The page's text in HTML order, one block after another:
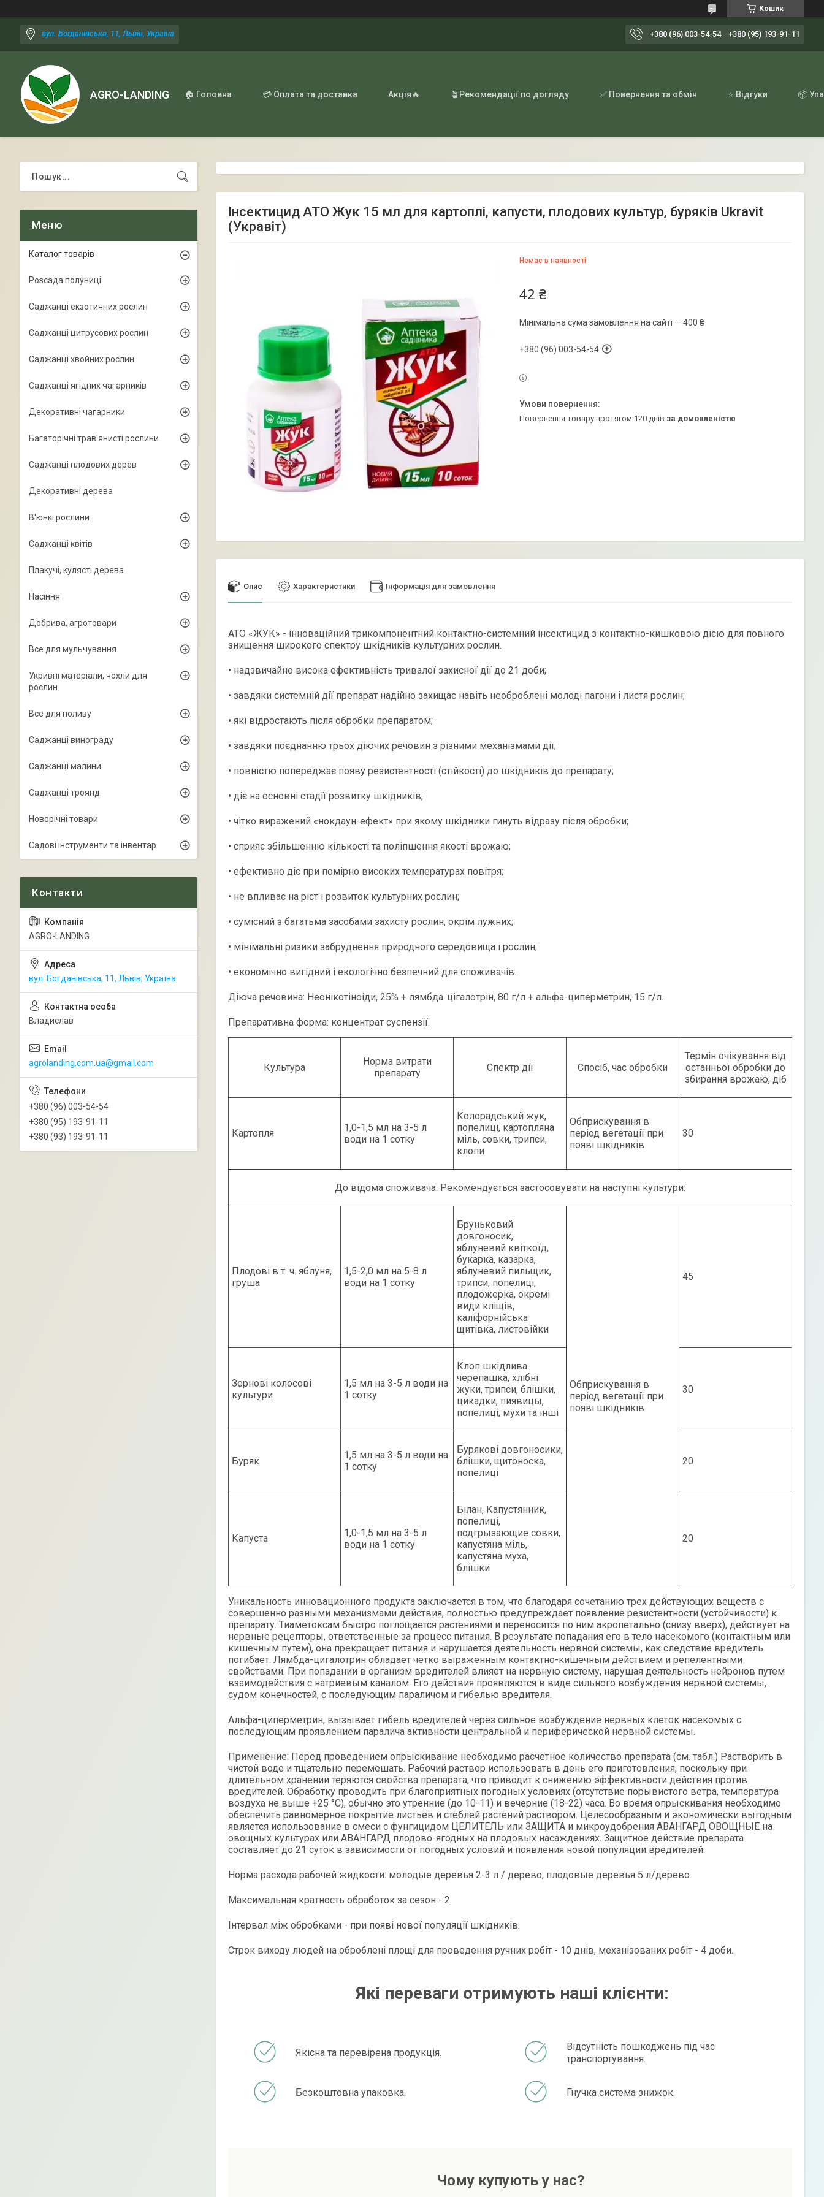
Кошик
вул. Богданівська, 11, Львів, Україна +380 (96) 003-54-54 +380 (95) 193-91-11
AGRO-LANDING 🏠 Головна 💳 Оплата та доставка Акція🔥 🪴Рекомендації по догляду ✅ Повернення та обмін ⭐ Відгуки 📦
Інсектицид АТО Жук 15 мл для картоплі, капусти, плодових культур, буряків Ukravit
(Укравіт)
Немає в наявності
42 ₴
Мінімальна сума замовлення на сайті — 400 ₴
+380 (96) 003-54-54
повернення товару протягом 120 днів за домовленістю
Опис Характеристики Інформація для замовлення
АТО «ЖУК» - інноваційний трикомпонентний контактно-системний інсектицид з контактно-кишковою дією для повного
знищення широкого спектру шкідників культурних рослин.
• надзвичайно висока ефективність тривалої захисної дії до 21 доби;
• завдяки системній дії препарат надійно захищає навіть необроблені молоді пагони і листя рослин;
• які відростають після обробки препаратом;
• завдяки поєднанню трьох діючих речовин з різними механізмами дії;
• повністю попереджає появу резистентності (стійкості) до шкідників до препарату;
• діє на основні стадії розвитку шкідників;
• чітко виражений «нокдаун-ефект» при якому шкідники гинуть відразу після обробки;
• сприяє збільшенню кількості та поліпшення якості врожаю;
• ефективно діє при помірно високих температурах повітря;
• не впливає на ріст і розвиток культурних рослин;
• сумісний з багатьма засобами захисту рослин, окрім лужних;
• мінімальні ризики забруднення природного середовища і рослин;
• економічно вигідний і екологічно безпечний для споживачів.
Діюча речовина: Неонікотіноіди, 25% + лямбда-цігалотрін, 80 г/л + альфа-циперметрин, 15 г/л.
Препаративна форма: концентрат суспензії.
Культура
Норма витрати
препарату
Спектр дії Спосіб, час обробки
Термін очікування від
останньої обробки до
збирання врожаю, діб
Картопля
1,0-1,5 мл на 3-5 л
води на 1 сотку
Колорадський жук,
попелиці, картопляна
міль, совки, трипси,
клопи
Обприскування в
період вегетації при
появі шкідників
30
До відома споживача. Рекомендується застосовувати на наступні культури:
Плодові в т. ч. яблуня,
груша
1,5-2,0 мл на 5-8 л
води на 1 сотку
Бруньковий
довгоносик,
яблуневий квіткоїд,
букарка, казарка,
яблуневий пильщик,
трипси, попелиці,
плодожерка, окремі
види кліщів,
каліфорнійська
щитівка, листовійки
Обприскування в
період вегетації при
появі шкідників
45
Зернові колосові
культури
1,5 мл на 3-5 л води на
1 сотку
Клоп шкідлива
черепашка, хлібні
жуки, трипси, блішки,
цикадки, пиявицы,
попелиці, мухи та інші
30
Буряк
1,5 мл на 3-5 л води на
1 сотку
Бурякові довгоносики,
блішки, щитоноска,
попелиці
20
Капуста
1,0-1,5 мл на 3-5 л
води на 1 сотку
Білан, Капустянник,
попелиці,
подгрызающие совки,
капустяна міль,
капустяна муха,
блішки
20
Уникальность инновационного продукта заключается в том, что благодаря сочетанию трех действующих веществ с
совершенно разными механизмами действия, полностью предупреждает появление резистентности (устойчивости) к
препарату. Тиаметоксам быстро поглощается растениями и переносится по ним акропетально (снизу вверх), действует на
нервные рецепторы, ответственные за процесс питания. В результате попадания его в тело насекомого (контактным или
кишечным путем), она прекращает питания и нарушается деятельность нервной системы, как следствие вредитель
погибает. Лямбда-цигалотрин обладает четко выраженным контактно-кишечным действием и репелентными
свойствами. При попадании в организм вредителей влияет на нервную систему, нарушая деятельность нейронов путем
взаимодействия с натриевым каналом. Его действия проявляются в виде сильного возбуждения нервной системы,
судом конечностей, с последующим параличом и гибелью вредителя.
Альфа-циперметрин, вызывает гибель вредителей через сильное возбуждение нервных клеток насекомых с
последующим проявлением паралича активности центральной и периферической нервной системы.
Применение: Перед проведением опрыскивание необходимо расчетное количество препарата (см. табл.) Растворить в
чистой воде и тщательно перемешать. Рабочий раствор использовать в день его приготовления, поскольку при
длительном хранении теряются свойства препарата, что приводит к снижению эффективности действия против
вредителей. Обработку проводить при благоприятных погодных условиях (отсутствие порывистого ветра, температура
воздуха не выше +25 °С), обычно это утренние (до 10-11) и вечерние (18-22) часа. Во время опрыскивания необходимо
обеспечить равномерное покрытие листьев и стеблей растений раствором. Целесообразным и экономически выгодным
является использование в смеси с фунгицидом ЦЕЛИТЕЛЬ или ЗАЩИТА и микроудобрения АВАНГАРД ОВОЩНЫЕ на
овощных культурах или АВАНГАРД плодово-ягодных на плодовых насаждениях. Защитное действие препарата
составляет до 21 суток в зависимости от погодных условий и появления новой популяции вредителей.
Норма расхода рабочей жидкости: молодые деревья 2-3 л / дерево, плодовые деревья 5 л/дерево.
Максимальная кратность обработок за сезон - 2.
Інтервал між обробками - при появі нової популяції шкідників.
Строк виходу людей на оброблені площі для проведення ручних робіт - 10 днів, механізованих робіт - 4 доби.
Які переваги отримують наші клієнти:
Якісна та перевірена продукція.
Безкоштовна упаковка.
Відсутність пошкоджень під час
транспортування.
Гнучка система знижок.
Чому купують у нас?
Каталог товарів
Розсада полуниці
Саджанці екзотичних рослин
Саджанці цитрусових рослин
Саджанці хвойних рослин
Саджанці ягідних чагарників
Декоративні чагарники
Багаторічні трав'янисті рослини
Саджанці плодових дерев
Декоративні дерева
В'юнкі рослини
Саджанці квітів
Плакучі, кулясті дерева
Насіння
Добрива, агротовари
Все для мульчування
Укривні матеріали, чохли для
рослин
Все для поливу
Саджанці винограду
Саджанці малини
Саджанці троянд
Новорічні товари
Садові інструменти та інвентар
AGRO-LANDING
вул. Богданівська, 11, Львів, Україна
Владислав
agrolanding.com.ua@gmail.com
+380 (96) 003-54-54
+380 (95) 193-91-11
+380 (93) 193-91-11